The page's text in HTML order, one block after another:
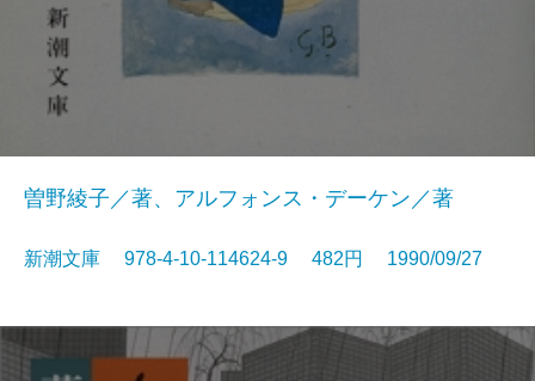
曽野綾子／著、アルフォンス・デーケン／著
新潮文庫 978-4-10-114624-9 482円 1990/09/27